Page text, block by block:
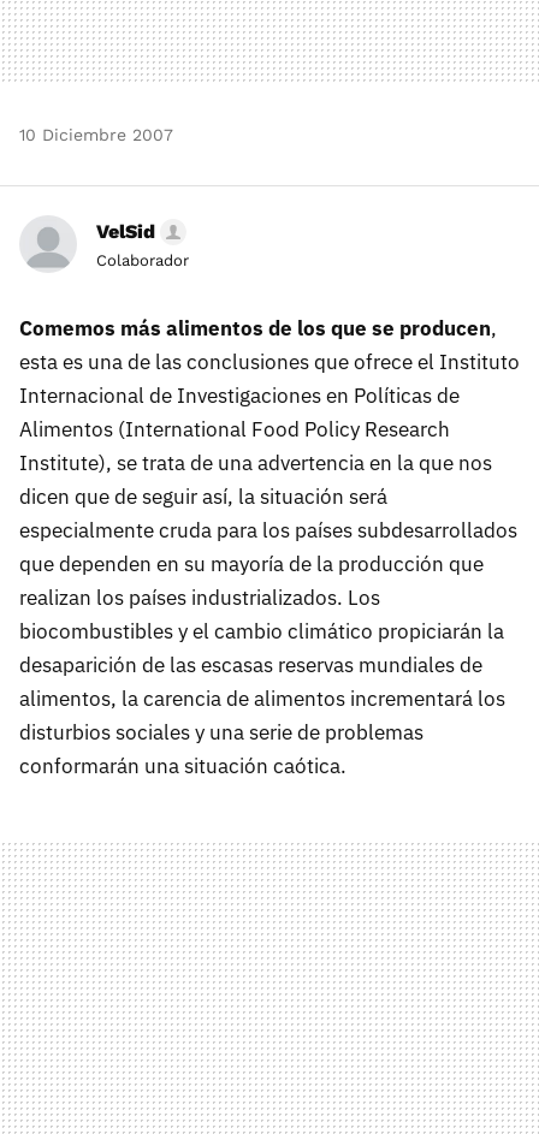
10 Diciembre 2007
VelSid
Colaborador
Comemos más alimentos de los que se producen,
esta es una de las conclusiones que ofrece el Instituto
Internacional de Investigaciones en Políticas de
Alimentos (International Food Policy Research
Institute), se trata de una advertencia en la que nos
dicen que de seguir así, la situación será
especialmente cruda para los países subdesarrollados
que dependen en su mayoría de la producción que
realizan los países industrializados. Los
biocombustibles y el cambio climático propiciarán la
desaparición de las escasas reservas mundiales de
alimentos, la carencia de alimentos incrementará los
disturbios sociales y una serie de problemas
conformarán una situación caótica.